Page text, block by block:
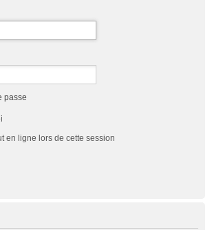
passe
en ligne lors de cette session